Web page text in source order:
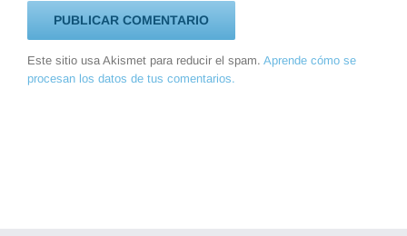
Este sitio usa Akismet para reducir el spam. Aprende cómo se
procesan los datos de tus comentarios.